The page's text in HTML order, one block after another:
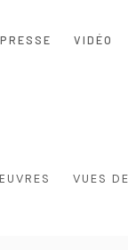
PRESSE VIDÉO
VUES